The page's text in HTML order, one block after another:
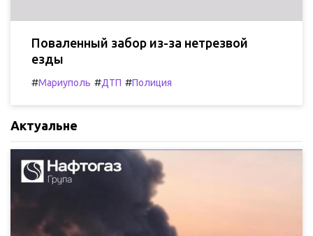
Поваленный забор из-за нетрезвой
езды
#Мариуполь #ДТП #Полиция
Актуальне